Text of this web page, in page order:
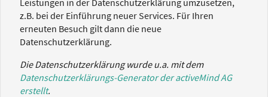
z.B. bei der Einführung neuer Services. Für Ihren
erneuten Besuch gilt dann die neue
Datenschutzerklärung.
Die Datenschutzerklärung wurde u.a. mit dem
Datenschutzerklärungs-Generator der activeMind AG
erstellt.